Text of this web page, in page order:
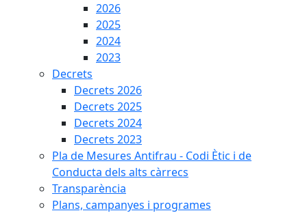
2026
2025
2024
2023
Decrets
Decrets 2026
Decrets 2025
Decrets 2024
Decrets 2023
Pla de Mesures Antifrau - Codi Ètic i de
Conducta dels alts càrrecs
Transparència
Plans, campanyes i programes